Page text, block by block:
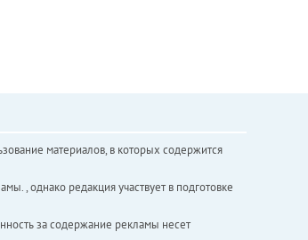
материалов, в которых содержится
, однако редакция участвует в подготовке
за содержание рекламы несет